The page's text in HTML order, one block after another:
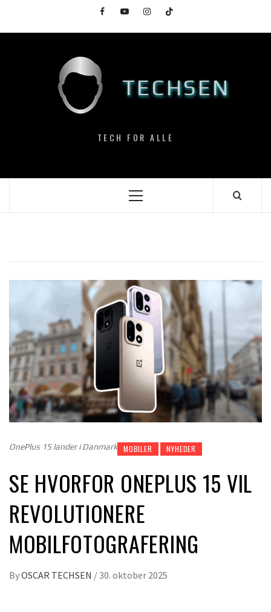
content
FacebookYouTubeInstagramTikTok
TECHSEN
TECH FOR ALLE
Primary
OnePlus 15 lander i Danmark MOBILER NYHEDER
SE HVORFOR ONEPLUS 15 VIL
REVOLUTIONERE
MOBILFOTOGRAFERING
ByOSCAR TECHSEN / 30. oktober 2025